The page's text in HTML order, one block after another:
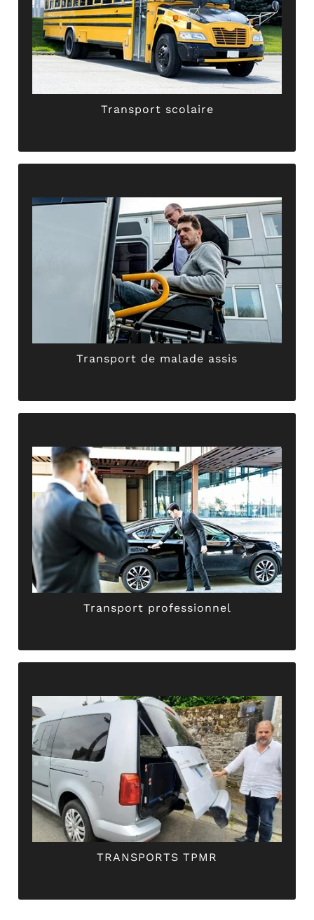
Transport scolaire
Transport scolaire
L’entreprise ABER TAXI GRIMAULT met à votre
disposition des voitures de 7 et 9 places pour le
transport scolaire. En fonction des points d’arrêts
requis, nous définissons ensemble un itinéraire
sur-mesure en adéquation avec votre demande
Transport de malade assis
Transport de malade assis
Qu’il s’agisse d’une consultation, d’une entrée /
sortie d’hôpital ou autres soins médicaux, nos
chauffeurs privés professionnels assurent le
transport des malades assis jusqu’à
destination.Equipés spécifiquement pour votre
confort, nos véhicules conventionnés vous
garantissent un trajet paisible et sans encombre.
Transport professionnel
Transport professionnel
Séminaires, congrès, rendez-vous d’affaire…
sollicitez ABER TAXI GRIMAULT pour tous vos
déplacements professionnels.Sérieux et discret,
votre chauffeur privé vous garantit un trajet
ponctuel, sécurisé et paisible.
TRANSPORTS TPMR
TRANSPORTS TPMR
Nous offrons un service de transports TPMR avec
un véhicule adapté pour faciliter l’accès et assurer
la sécurité des personnes en fauteuil roulant.
Notre priorité est votre confort et votre
tranquillité, en vous permettant de vous déplacer
en toute sécurité.